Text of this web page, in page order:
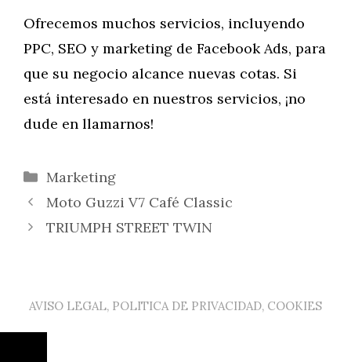
Ofrecemos muchos servicios, incluyendo
PPC, SEO y marketing de Facebook Ads, para
que su negocio alcance nuevas cotas. Si
está interesado en nuestros servicios, ¡no
dude en llamarnos!
Categorías
Marketing
Moto Guzzi V7 Café Classic
TRIUMPH STREET TWIN
AVISO LEGAL, POLITICA DE PRIVACIDAD, COOKIES